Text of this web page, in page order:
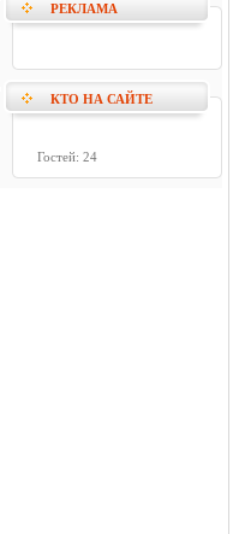
РЕКЛАМА
КТО НА САЙТЕ
Гостей: 24